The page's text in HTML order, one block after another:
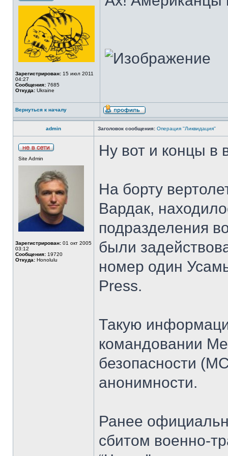
Зарегистрирован: 15 июл 2011
04:27
Сообщения: 7685
Откуда: Ukraine
Вернуться к началу
admin Заголовок сообщения: Операция ''Ликвидация''
Site Admin
Зарегистрирован: 01 окт 2005
03:12
Сообщения: 19720
Откуда: Honolulu
Ну вот и концы в
На борту
Вардак,
подразделения
были
номер один
Press.
Такую
командовании
безопасности
анонимности.
Ранее
сбитом военно-